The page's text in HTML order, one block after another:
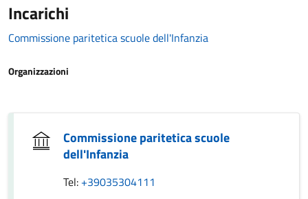
Incarichi
Commissione paritetica scuole dell'Infanzia
Organizzazioni
Commissione paritetica scuole
dell'Infanzia
Tel: +39035304111